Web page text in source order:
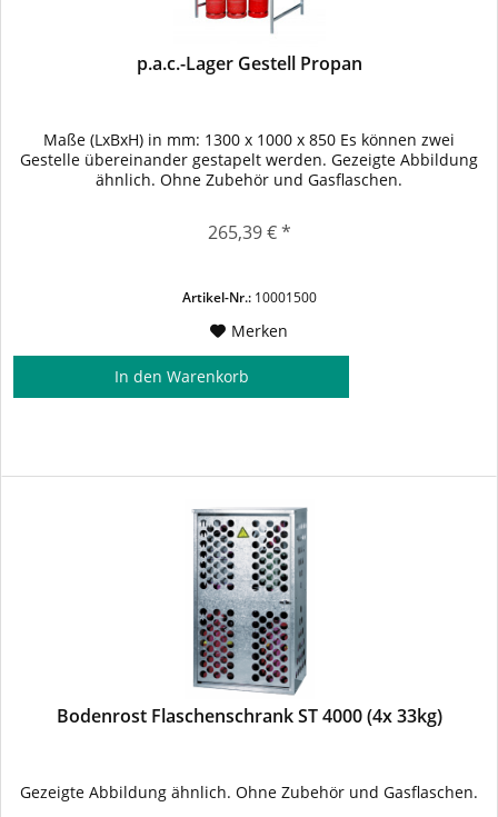
p.a.c.-Lager Gestell Propan
Maße (LxBxH) in mm: 1300 x 1000 x 850 Es können zwei
Gestelle übereinander gestapelt werden. Gezeigte Abbildung
ähnlich. Ohne Zubehör und Gasflaschen.
265,39 € *
Artikel-Nr.:10001500
Merken
In den Warenkorb
Bodenrost Flaschenschrank ST 4000 (4x 33kg)
Gezeigte Abbildung ähnlich. Ohne Zubehör und Gasflaschen.